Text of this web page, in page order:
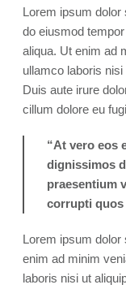
Lorem ipsum dolor
do eiusmod
aliqua. Ut enim ad
ullamco laboris
Duis aute irure
cillum dolore eu
“At vero eos
dignissimos
praesentium
corrupti quos
Lorem ipsum dolor
enim ad minim
laboris nisi ut